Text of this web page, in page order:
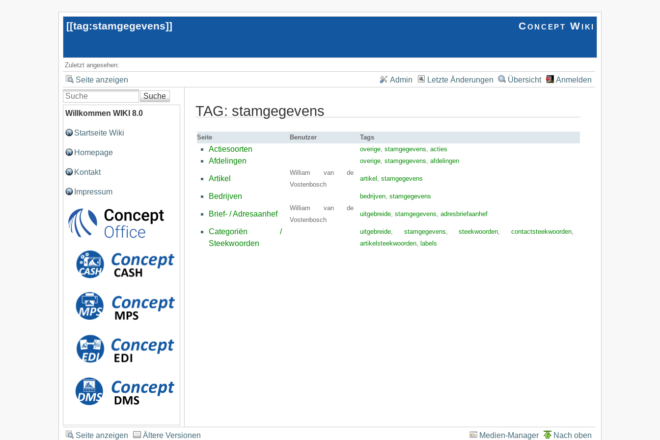
[[tag:stamgegevens]] Concept Wiki
Zuletzt angesehen:
Seite anzeigen Admin Letzte Änderungen Übersicht
Anmelden
Suche
Willkommen WIKI 8.0
Startseite Wiki
Homepage
Kontakt
Impressum
TAG: stamgegevens
Seite Benutzer Tags
Actiesoorten overige, stamgegevens, acties
Afdelingen overige, stamgegevens, afdelingen
Artikel
William van de
Vostenbosch
artikel , stamgegevens
Bedrijven bedrijven, stamgegevens
Brief- / Adresaanhef
William van de
Vostenbosch
uitgebreide, stamgegevens, adresbriefaanhef
Categoriën /
Steekwoorden
uitgebreide, stamgegevens,steekwoorden,contactsteekwoorden,
artikelsteekwoorden, labels
Seite anzeigen Ältere Versionen Medien-Manager Nach oben